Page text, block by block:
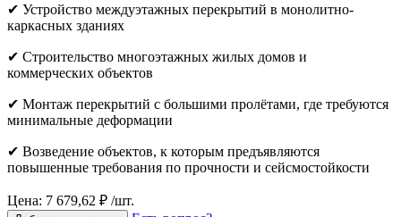
✔ Устройство междуэтажных перекрытий в монолитно-
каркасных зданиях
✔ Строительство многоэтажных жилых домов и
коммерческих объектов
✔ Монтаж перекрытий с большими пролётами, где требуются
минимальные деформации
✔ Возведение объектов, к которым предъявляются
повышенные требования по прочности и сейсмостойкости
Цена: 7 679,62 ₽ /шт.